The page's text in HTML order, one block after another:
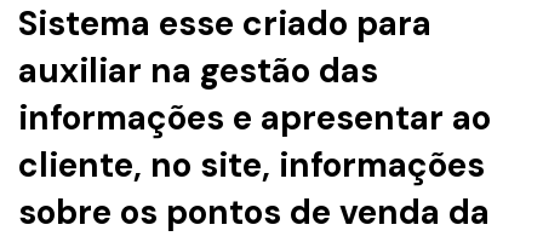
Sistema esse criado para
auxiliar na gestão das
informações e apresentar ao
cliente, no site, informações
sobre os pontos de venda da